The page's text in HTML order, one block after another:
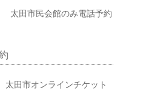
太田市民会館のみ電話予約
田市オンラインチケット